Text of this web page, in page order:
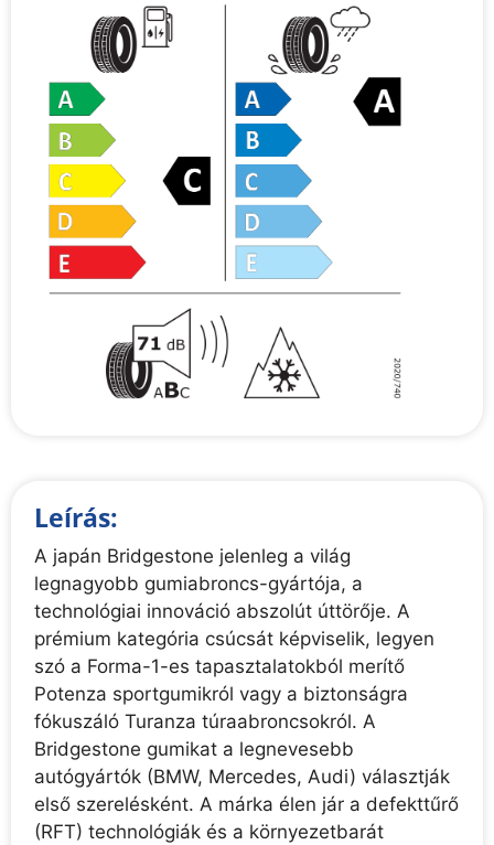
Leírás:
A japán Bridgestone jelenleg a világ
legnagyobb gumiabroncs-gyártója, a
technológiai innováció abszolút úttörője. A
prémium kategória csúcsát képviselik, legyen
szó a Forma-1-es tapasztalatokból merítő
Potenza sportgumikról vagy a biztonságra
fókuszáló Turanza túraabroncsokról. A
Bridgestone gumikat a legnevesebb
autógyártók (BMW, Mercedes, Audi) választják
első szerelésként. A márka élen jár a defekttűrő
(RFT) technológiák és a környezetbarát